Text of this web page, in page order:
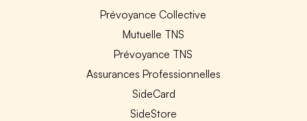
Prévoyance Collective
Mutuelle TNS
Prévoyance TNS
Assurances Professionnelles
SideCard
SideStore